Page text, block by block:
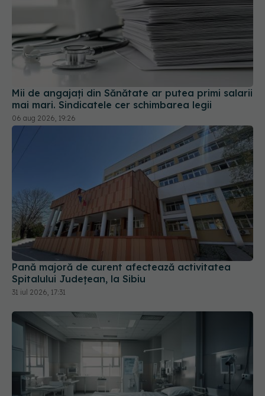
Mii de angajați din Sănătate ar putea primi salarii
mai mari. Sindicatele cer schimbarea legii
Pană majoră de curent afectează activitatea
Spitalului Județean, la Sibiu
31 iul 2026, 17:31